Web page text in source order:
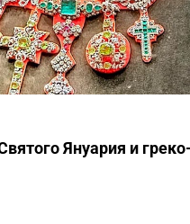
Януария и